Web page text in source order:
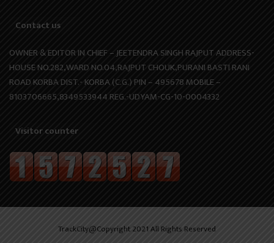
Contact us
OWNER & EDITOR IN CHIEF – JEETENDRA SINGH RAJPUT ADDRESS-
HOUSE NO.282,WARD NO.04,RAJPUT CHOUK,PURANI BASTI RANI
ROAD KORBA DIST.- KORBA (C.G.) PIN – 495678 MOBILE –
8103706665,8349533944 REG.-UDYAM-CG-10-0004332
Visitor counter
TrackCity@Copyright 2021 All Rights Reserved